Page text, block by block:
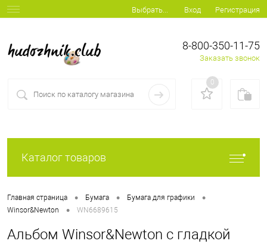
Выбрать... Вход Регистрация
8-800-350-11-75
Заказать звонок
0
Каталог товаров
Главная страница • Бумага • Бумага для графики •
Winsor&Newton • WN6689615
Альбом Winsor&Newton с гладкой